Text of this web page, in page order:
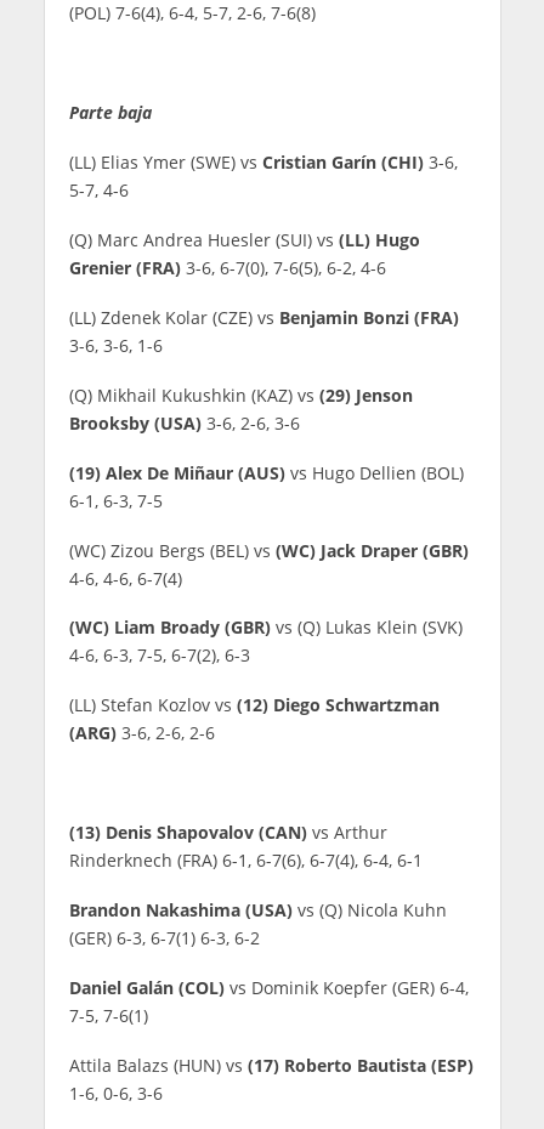
(POL) 7-6(4), 6-4, 5-7, 2-6, 7-6(8)
Parte baja
(LL) Elias Ymer (SWE) vs Cristian Garín (CHI)3-6,
5-7, 4-6
(Q) Marc Andrea Huesler (SUI) vs (LL) Hugo
Grenier (FRA)3-6, 6-7(0), 7-6(5), 6-2, 4-6
(LL) Zdenek Kolar (CZE) vs Benjamin Bonzi (FRA)
3-6, 3-6, 1-6
(Q) Mikhail Kukushkin (KAZ) vs (29) Jenson
Brooksby (USA)3-6, 2-6, 3-6
(19) Alex De Miñaur (AUS)vs Hugo Dellien (BOL)
6-1, 6-3, 7-5
(WC) Zizou Bergs (BEL) vs (WC) Jack Draper (GBR)
4-6, 4-6, 6-7(4)
(WC) Liam Broady (GBR)vs (Q) Lukas Klein (SVK)
4-6, 6-3, 7-5, 6-7(2), 6-3
(LL) Stefan Kozlov vs (12) Diego Schwartzman
(ARG)3-6, 2-6, 2-6
(13) Denis Shapovalov (CAN)vs Arthur
Rinderknech (FRA) 6-1, 6-7(6), 6-7(4), 6-4, 6-1
Brandon Nakashima (USA)vs (Q) Nicola Kuhn
(GER) 6-3, 6-7(1) 6-3, 6-2
Daniel Galán (COL)vs Dominik Koepfer (GER) 6-4,
7-5, 7-6(1)
Attila Balazs (HUN) vs (17) Roberto Bautista (ESP)
1-6, 0-6, 3-6